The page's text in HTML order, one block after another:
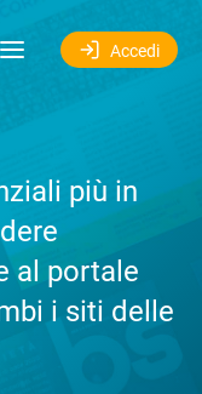
Accedi
più in
al portale
i siti delle